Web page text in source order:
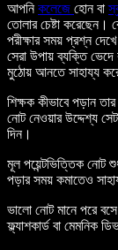
আপনিকলেজে হোন বা
তোলার চেষ্টা করেছেন।
পরীক্ষার সময় প্রশ্ন
সেরা উপায় ব্যক্তি
মুঠোয় আনতে সাহায্য
শিক্ষক কীভাবে পড়ান
নোট নেওয়ার উদ্দেশ্য
দিন।
মূল পয়েন্টভিত্তিক নোট
পড়ার সময় কমাতেও
ভালো নোট মানে পরে
ফ্ল্যাশকার্ড বা মেমনিক